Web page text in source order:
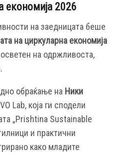
економија 2026
на заедницата беше
на циркуларна економија
на одржливоста,
обраќање на Ники
Lab, која ги сподели
„Prishtina Sustainable
и практични
како младите